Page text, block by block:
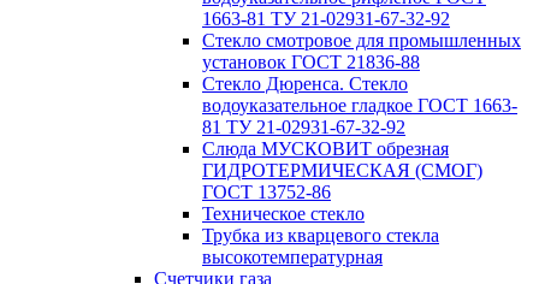
1663-81 ТУ 21-02931-67-32-92
Стекло смотровое для промышленных
установок ГОСТ 21836-88
Стекло Дюренса. Стекло
водоуказательное гладкое ГОСТ 1663-
81 ТУ 21-02931-67-32-92
Слюда МУСКОВИТ обрезная
ГИДРОТЕРМИЧЕСКАЯ (СМОГ)
ГОСТ 13752-86
Техническое стекло
Трубка из кварцевого стекла
высокотемпературная
Счетчики газа